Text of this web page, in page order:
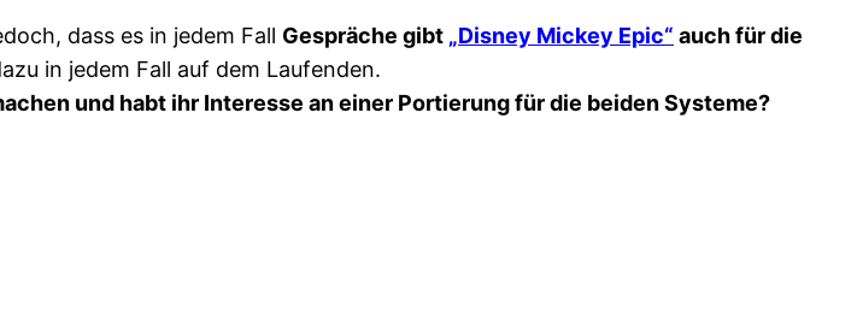
dass es in jedem Fall Gespräche gibt „Disney Mickey Epic“ auch für die
in jedem Fall auf dem Laufenden.
und habt ihr Interesse an einer Portierung für die beiden Systeme?